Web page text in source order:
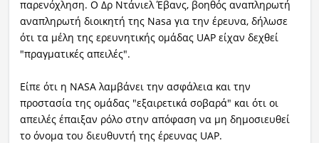
παρενόχληση. Ο Δρ Ντάνιελ Έβανς, βοηθός αναπληρωτή
αναπληρωτή διοικητή της Nasa για την έρευνα, δήλωσε
ότι τα μέλη της ερευνητικής ομάδας UAP είχαν δεχθεί
"πραγματικές απειλές".
Είπε ότι η NASA λαμβάνει την ασφάλεια και την
προστασία της ομάδας "εξαιρετικά σοβαρά" και ότι οι
απειλές έπαιξαν ρόλο στην απόφαση να μη δημοσιευθεί
το όνομα του διευθυντή της έρευνας UAP.